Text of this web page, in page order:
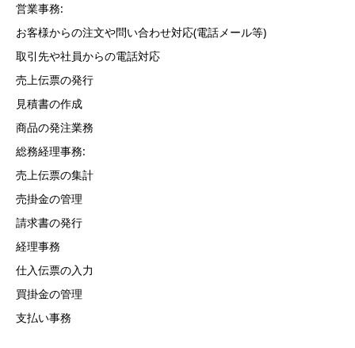
営業事務:
お客様からの注文や問い合わせ対応(電話メール等)
取引先や社員からの電話対応
売上伝票の発行
見積書の作成
商品の発注業務
総務経理事務:
売上伝票の集計
売掛金の管理
請求書の発行
経理事務
仕入伝票の入力
買掛金の管理
支払い事務